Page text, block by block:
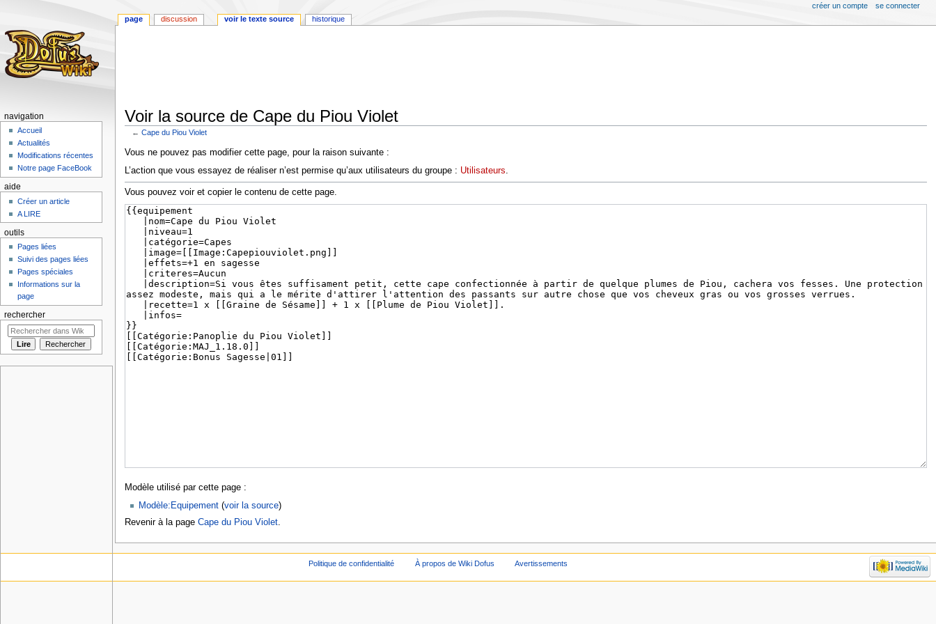
Voir la source de Cape du Piou Violet
←Cape du Piou Violet
Aller
à
navigation
Aller
à
recherche
Vous ne pouvez pas modifier cette page, pour la raison suivante :
L’action que vous essayez de réaliser n’est permise qu’aux utilisateurs du groupe : Utilisateurs
Vous pouvez voir et copier le contenu de cette page.
Modèle utilisé par cette page :
Modèle:Equipement (voir la source)
Revenir à la page Cape du Piou Violet.
page discussion voir le texte source historique
créer un compte se connecter
navigation
Accueil
Actualités
Modifications récentes
Notre page FaceBook
aide
Créer un article
A LIRE
outils
Pages liées
Suivi des pages liées
Pages spéciales
Informations sur la
page
rechercher
Politique de confidentialité À propos de Wiki Dofus Avertissements